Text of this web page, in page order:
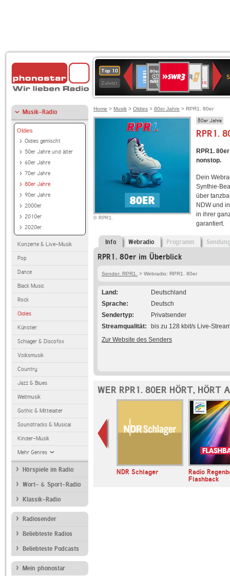
Top 10
Zuletzt
Deutschlandfunk
80er
90er
OLDIE
ANTENNE
4
KLASSIK
SWR
Kultur
NDR
2
Musik-Radio
Oldies
Oldies gemischt
50er Jahre und älter
60er Jahre
70er Jahre
80er Jahre
90er Jahre
2000er
2010er
2020er
Konzerte & Live-Musik
Pop
Dance
Black Music
Rock
Oldies
Künstler
Schlager & Discofox
Volksmusik
Country
Jazz & Blues
Weltmusik
Gothic & Mittelalter
Soundtracks & Musical
Kinder-Musik
Mehr Genres
Hörspiele im Radio
Wort- & Sport-Radio
Klassik-Radio
Radiosender
Beliebteste Radios
Beliebteste Podcasts
Mein phonostar
Home > Musik > Oldies > 80er Jahre > RPR1. 80er
© RPR1.
80er Jahre
RPR1.
RPR1.
nonstop.
Dein
Synthie-
über
NDW und
in ihrer
garantiert.
Info Webradio Programm
RPR1. 80er im Überblick
Sender: RPR1. > Webradio: RPR1. 80er
Land
Deutschland
Sprache
Deutsch
Sendertyp
Privatsender
Streamqualität
bis zu 128 kbit/s Live-
Zur Website des Senders
WER RPR1. 80ER HÖRT, HÖRT
NDR 90,3 NDR Schlager
Radio
Flashback